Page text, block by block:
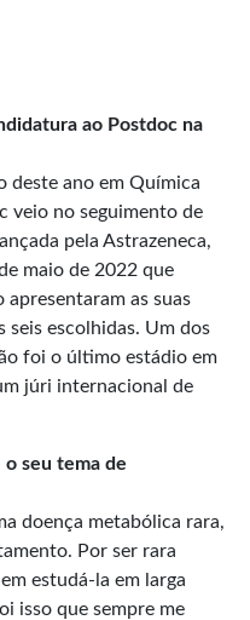
ao Postdoc na
deste ano em Química
veio no seguimento de
pela Astrazeneca,
maio de 2022 que
as suas
seis escolhidas. Um dos
foi o último estádio em
júri internacional de
o seu tema de
doença metabólica rara,
Por ser rara
estudá-la em larga
isso que sempre me